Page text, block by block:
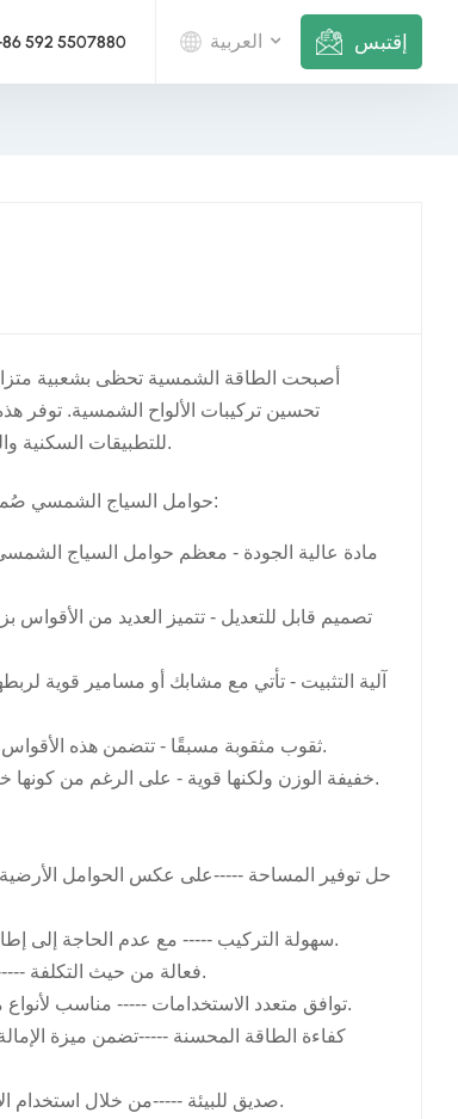
592 5507880 العربية
português
한국의
إقتبس
أصبحت الطاقة الشمسية تحظى بشعبية
تحسين تركيبات الألواح الشمسية. توفر
للتطبيقات السكنية والتجارية والزراعية. في هذه المدونة، سنستكشف هيكل ومزايا حوامل الأسوار الشمسية.
حوامل السياج الشمسيصُممت هذه الأسقف لتكون متينة وسهلة التركيب. إليك تفصيل لمكوناتها الهيكلية الرئيسية:
مادة عالية الجودة - معظم حوامل السياج الشمسي
تصميم قابل للتعديل - تتميز العديد من الأقواس
آلية التثبيت - تأتي مع مشابك أو مسامير قوية
ثقوب مثقوبة مسبقًا - تتضمن هذه الأقواس ثقوبًا مثقوبة مسبقًا لسهولة تركيب الألواح الشمسية، مما يقلل من وقت التثبيت.
خفيفة الوزن ولكنها قوية - على الرغم من كونها خفيفة الوزن، إلا أنها مصممة لتحمل الرياح والأمطار والثلوج، مما يضمن الاستقرار.
حل توفير المساحة -----على عكس الحوامل الأرضية
سهولة التركيب ----- مع عدم الحاجة إلى إطارات معقدة، يمكن تركيب هذه الأقواس بسرعة وبدون مساعدة من المتخصصين.
فعالة من حيث التكلفة ----- فهي تلغي الحاجة إلى هياكل التثبيت الإضافية، مما يجعلها خيارًا صديقًا للميزانية.
توافق متعدد الاستخدامات ----- مناسب لأنواع مختلفة من الأسوار وأحجام الألواح الشمسية، مما يوفر المرونة لإعدادات مختلفة.
كفاءة الطاقة المحسنة -----تضمن ميزة
صديق للبيئة -----من خلال استخدام الأسوار الموجودة، فإنهم يقللون من هدر المواد ويدعمون حلول الطاقة المستدامة.